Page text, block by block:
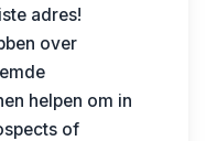
adres!
over
helpen om in
of